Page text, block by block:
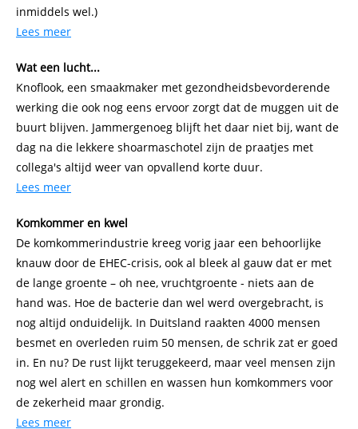
inmiddels wel.)
Lees meer
Wat een lucht...
Knoflook, een smaakmaker met gezondheidsbevorderende
werking die ook nog eens ervoor zorgt dat de muggen uit de
buurt blijven. Jammergenoeg blijft het daar niet bij, want de
dag na die lekkere shoarmaschotel zijn de praatjes met
collega's altijd weer van opvallend korte duur.
Lees meer
Komkommer en kwel
De komkommerindustrie kreeg vorig jaar een behoorlijke
knauw door de EHEC-crisis, ook al bleek al gauw dat er met
de lange groente – oh nee, vruchtgroente - niets aan de
hand was. Hoe de bacterie dan wel werd overgebracht, is
nog altijd onduidelijk. In Duitsland raakten 4000 mensen
besmet en overleden ruim 50 mensen, de schrik zat er goed
in. En nu? De rust lijkt teruggekeerd, maar veel mensen zijn
nog wel alert en schillen en wassen hun komkommers voor
de zekerheid maar grondig.
Lees meer